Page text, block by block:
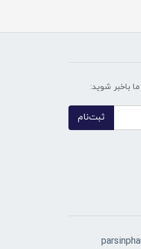
باخبر شوید:
ثبت‌نام